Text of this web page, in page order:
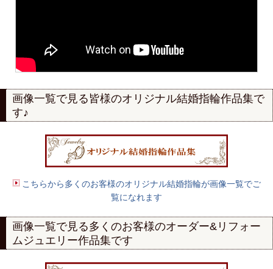
画像一覧で見る 皆様のオリジナル結婚指輪作品集で
す♪
こちらから多くのお客様のオリジナル結婚指輪が画像一覧でご
覧になれます
画像一覧で見る多くのお客様のオーダー& リフォー
ムジュエリー作品集です